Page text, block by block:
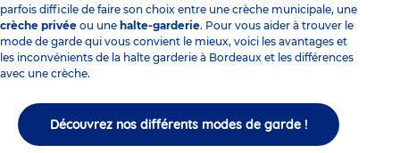
parfois difficile de faire son choix entre une crèche municipale, une
crèche privée ou une halte-garderie. Pour vous aider à trouver le
mode de garde qui vous convient le mieux, voici les avantages et
les inconvénients de la halte garderie à Bordeaux et les différences
avec une crèche.
Découvrez nos différents modes de garde !